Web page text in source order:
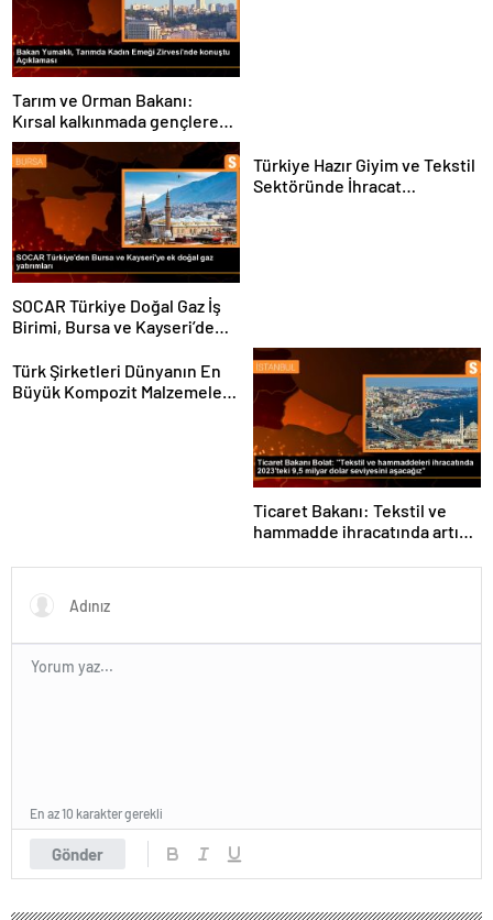
Tarım ve Orman Bakanı:
Kırsal kalkınmada gençlere
ve kadınlara pozitif ayrımcılık
yapıyoruz
SOCAR Türkiye Doğal Gaz İş
Birimi, Bursa ve Kayseri’de
Türkiye Hazır Giyim ve Tekstil
Sektöründe İhracat
Türk Şirketleri Dünyanın En
Büyük Kompozit Malzemeler
Ticaret Bakanı: Tekstil ve
hammadde ihracatında artış
Gönder
En az 10 karakter gerekli